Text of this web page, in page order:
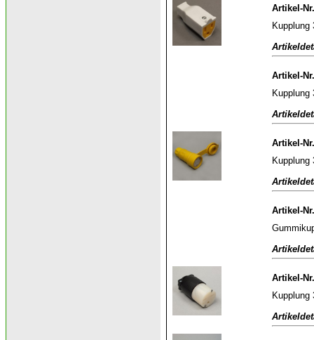
Artikel-
Kupplung
Artikel-
Kupplung
Artikel-
Kupplung
Artikel-
Artikel-
Kupplung